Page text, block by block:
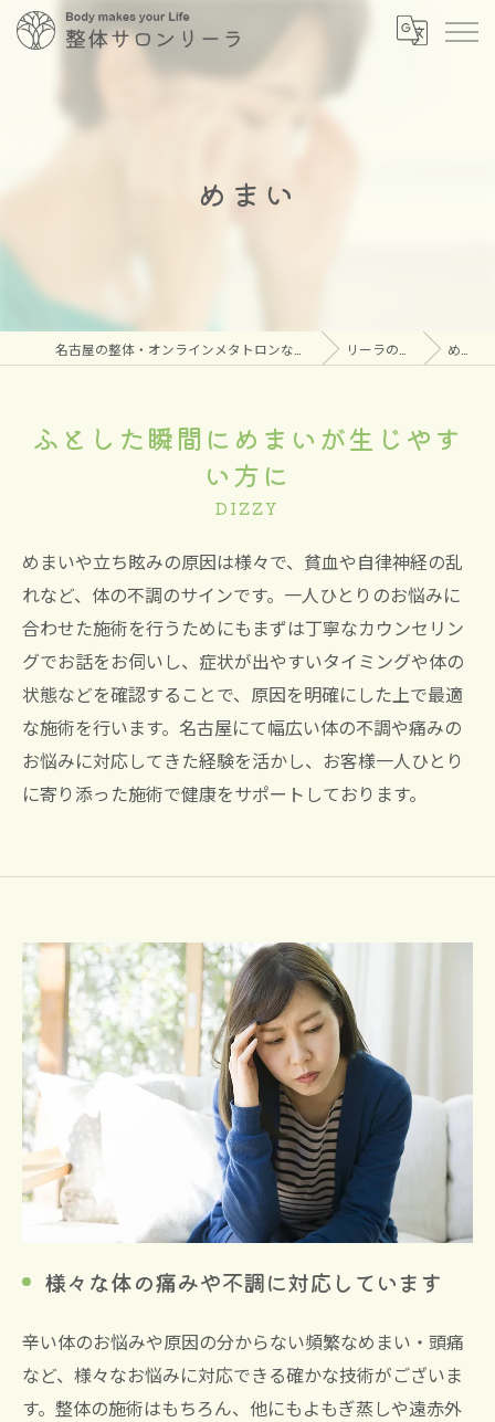
めまい
リーラのこだわり めまい
ふとした瞬間にめまいが生じやす
い方に
DIZZY
めまいや立ち眩みの原因は様々で、貧血や自律神経の乱
れなど、体の不調のサインです。一人ひとりのお悩みに
合わせた施術を行うためにもまずは丁寧なカウンセリン
グでお話をお伺いし、症状が出やすいタイミングや体の
状態などを確認することで、原因を明確にした上で最適
な施術を行います。名古屋にて幅広い体の不調や痛みの
お悩みに対応してきた経験を活かし、お客様一人ひとり
に寄り添った施術で健康をサポートしております。
様々な体の痛みや不調に対応しています
辛い体のお悩みや原因の分からない頻繁なめまい・頭痛
など、様々なお悩みに対応できる確かな技術がございま
す。整体の施術はもちろん、他にもよもぎ蒸しや遠赤外